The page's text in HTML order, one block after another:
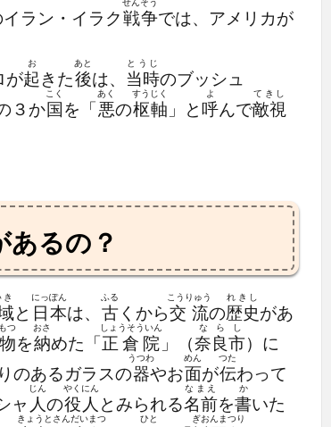
ラン・イラク戦争
せんそう
では、アメリカが
が起
お
きた後
あと
は、 当時
とうじ
のブッシュ
３か国
こく
を「悪
あく
の枢軸
すうじく
」と呼
よ
んで敵視
てきし
るの？
と 日本
にっぽん
は、 古
ふる
くから交流
こうりゅう
の歴史
れきし
があ
つ
を納
おさ
めた「正倉院
しょうそういん
」（奈良市
ならし
）に
のあるガラスの器
うつわ
やお面
めん
が伝
つた
わって
ャ 人
じん
の役人
やくにん
とみられる名前
なまえ
を書
か
いた
きょうとさんだいまつ ひと ぎおんまつり